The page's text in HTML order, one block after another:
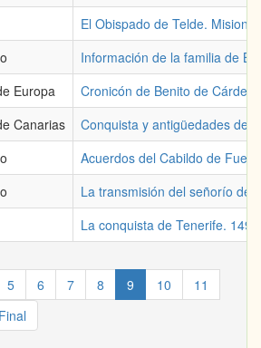
El Obispado de Telde.
Información de la familia de
Europa
Cronicón de Benito de
Canarias
Conquista y antigüedades de
Acuerdos del Cabildo de
La transmisión del señorío de
La conquista de Tenerife.
5 6 7 8 9 10
11
Final